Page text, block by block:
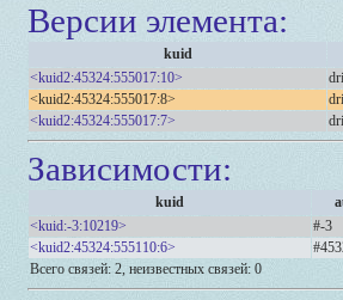
Версии элемента:
kuid
<kuid2:45324:555017:10>
<kuid2:45324:555017:8>
<kuid2:45324:555017:7>
Зависимости:
kuid
<kuid:-3:10219>
#-3
<kuid2:45324:555110:6>
Всего связей: 2, неизвестных связей: 0